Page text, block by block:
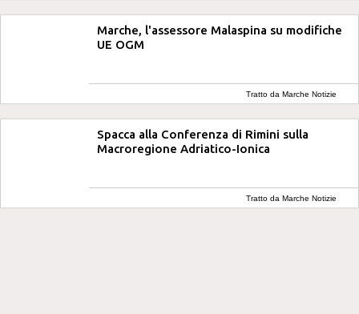
Marche, l'assessore Malaspina su modifiche
UE OGM
Tratto da Marche Notizie
Spacca alla Conferenza di Rimini sulla
Macroregione Adriatico-Ionica
Tratto da Marche Notizie